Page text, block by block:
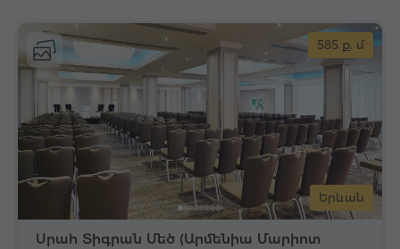
Երևան
585 ք. մ
Սրահ Տիգրան Մեծ (Արմենիա Մարիոտ